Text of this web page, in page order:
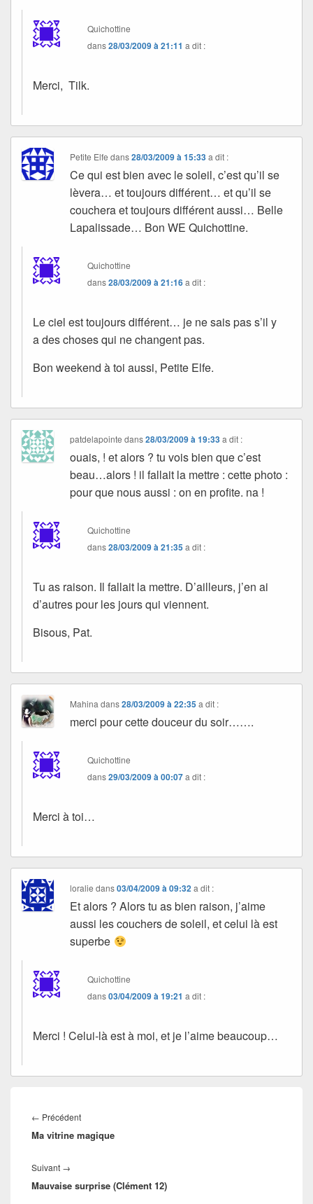
Quichottine
dans28/03/2009 à 21:11 a dit :
Merci, Tilk.
Petite Elfe dans28/03/2009 à 15:33 a dit :
Ce qui est bien avec le soleil, c’est qu’il se
lèvera… et toujours différent… et qu’il se
couchera et toujours différent aussi… Belle
Lapalissade… Bon WE Quichottine.
Quichottine
dans28/03/2009 à 21:16a dit :
Le ciel est toujours différent… je ne sais pas s’il y
a des choses qui ne changent pas.
Bon weekend à toi aussi, Petite Elfe.
patdelapointe dans28/03/2009 à 19:33 a dit :
ouais, ! et alors ? tu vois bien que c’est
beau…alors ! il fallait la mettre : cette photo :
pour que nous aussi : on en profite. na !
Quichottine
dans28/03/2009 à 21:35a dit :
Tu as raison. Il fallait la mettre. D’ailleurs, j’en ai
d’autres pour les jours qui viennent.
Bisous, Pat.
Mahinadans28/03/2009 à 22:35 a dit :
merci pour cette douceur du soir…….
Quichottine
dans29/03/2009 à 00:07a dit :
Merci à toi…
loralie dans03/04/2009 à 09:32 a dit :
Et alors ? Alors tu as bien raison, j’aime
aussi les couchers de soleil, et celui là est
superbe
Quichottine
dans03/04/2009 à 19:21 a dit :
Merci ! Celui-là est à moi, et je l’aime beaucoup…
de
l’article
← PrécédentArticle
précédent :
Ma vitrine magique
Suivant →
suivant :
Mauvaise surprise (Clément 12)